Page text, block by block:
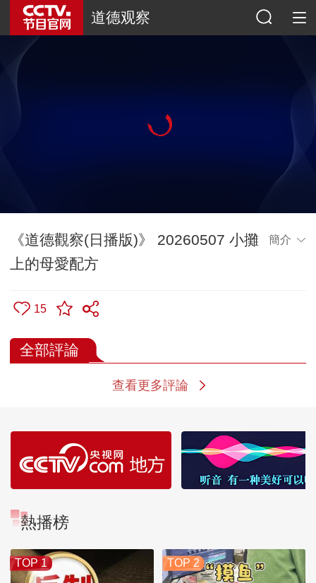
道德观察
《道德觀察(日播版)》 20260507 小攤
上的母愛配方
簡介
15
全部評論
查看更多評論
熱播榜
TOP 1 TOP 2